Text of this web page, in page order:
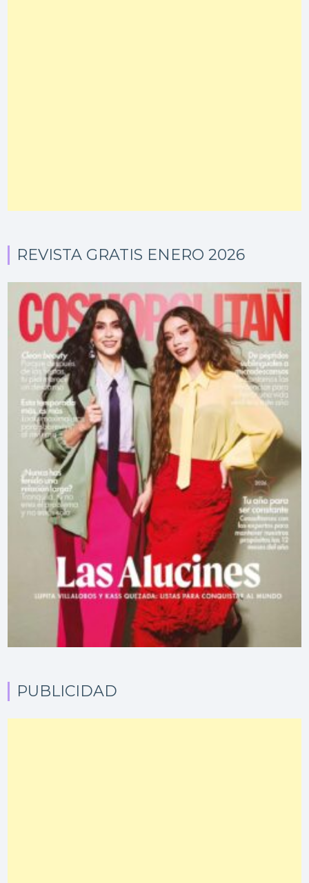
REVISTA GRATIS ENERO 2026
PUBLICIDAD